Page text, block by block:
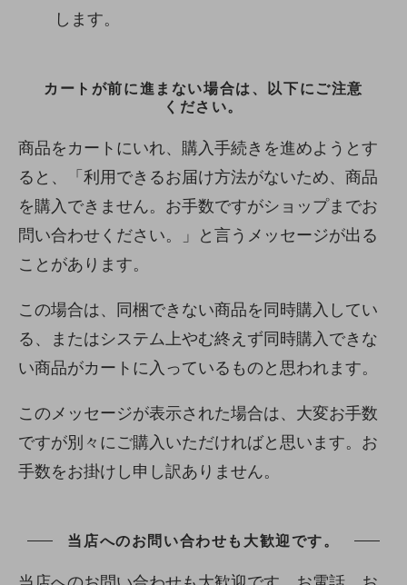
します。
カートが前に進まない場合は、以下にご注意
ください。
商品をカートにいれ、購入手続きを進めようとす
ると、「利用できるお届け方法がないため、商品
を購入できません。お手数ですがショップまでお
問い合わせください。」と言うメッセージが出る
ことがあります。
この場合は、同梱できない商品を同時購入してい
る、またはシステム上やむ終えず同時購入できな
い商品がカートに入っているものと思われます。
このメッセージが表示された場合は、大変お手数
ですが別々にご購入いただければと思います。お
手数をお掛けし申し訳ありません。
当店へのお問い合わせも大歓迎です。